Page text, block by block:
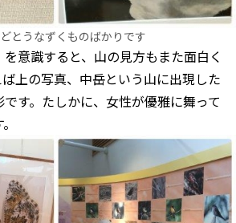
とうなずくものばかりです
意識すると、山の見方もまた面白く
上の写真、中岳という山に出現した
です。たしかに、女性が優雅に舞って